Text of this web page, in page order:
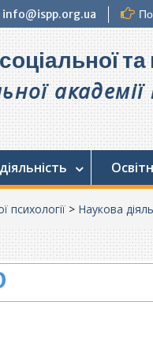
info@ispp.org.ua
психології > Наукова